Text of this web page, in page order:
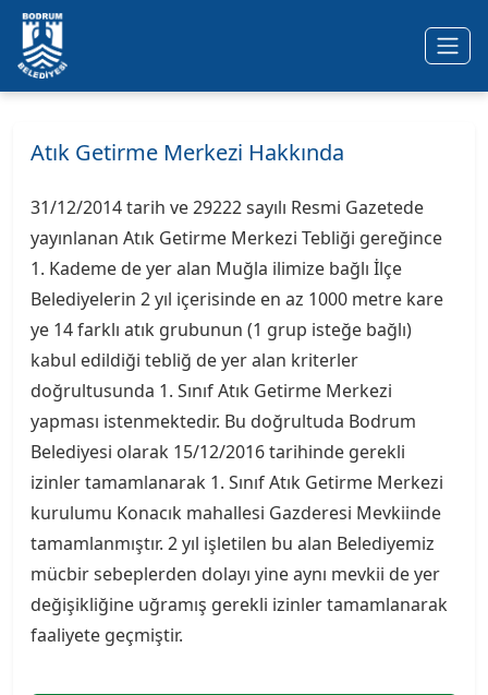
Ana içeriğe geç
Atık Getirme Merkezi Hakkında
31/12/2014 tarih ve 29222 sayılı Resmi Gazetede
yayınlanan Atık Getirme Merkezi Tebliği gereğince
1. Kademe de yer alan Muğla ilimize bağlı İlçe
Belediyelerin 2 yıl içerisinde en az 1000 metre kare
ye 14 farklı atık grubunun (1 grup isteğe bağlı)
kabul edildiği tebliğ de yer alan kriterler
doğrultusunda 1. Sınıf Atık Getirme Merkezi
yapması istenmektedir. Bu doğrultuda Bodrum
Belediyesi olarak 15/12/2016 tarihinde gerekli
izinler tamamlanarak 1. Sınıf Atık Getirme Merkezi
kurulumu Konacık mahallesi Gazderesi Mevkiinde
tamamlanmıştır. 2 yıl işletilen bu alan Belediyemiz
mücbir sebeplerden dolayı yine aynı mevkii de yer
değişikliğine uğramış gerekli izinler tamamlanarak
faaliyete geçmiştir.